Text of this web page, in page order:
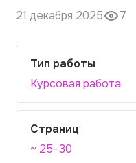
Порядок оплаты
Вопросы и ответы
Отзывы
21 декабря 2025 7
Тип работы
Курсовая работа
Страниц
~ 25–30